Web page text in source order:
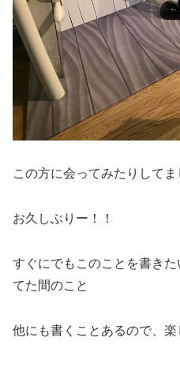
この方に会ってみたりしてま
お久しぶりー！！
すぐにでもこのことを書き
てた間のこと
他にも書くことあるので、楽